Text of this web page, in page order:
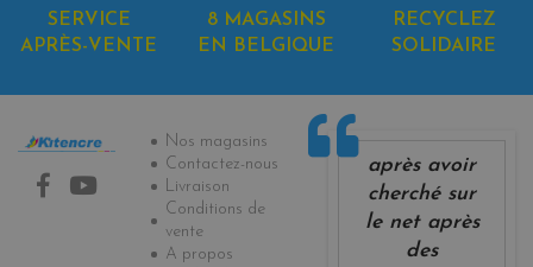
SERVICE
APRÈS-VENTE
8 MAGASINS
EN BELGIQUE
RECYCLEZ
SOLIDAIRE
Informations
Nos magasins
Contactez-nous
Livraison
Conditions de
vente
A propos
après avoir
cherché sur
le net après
des